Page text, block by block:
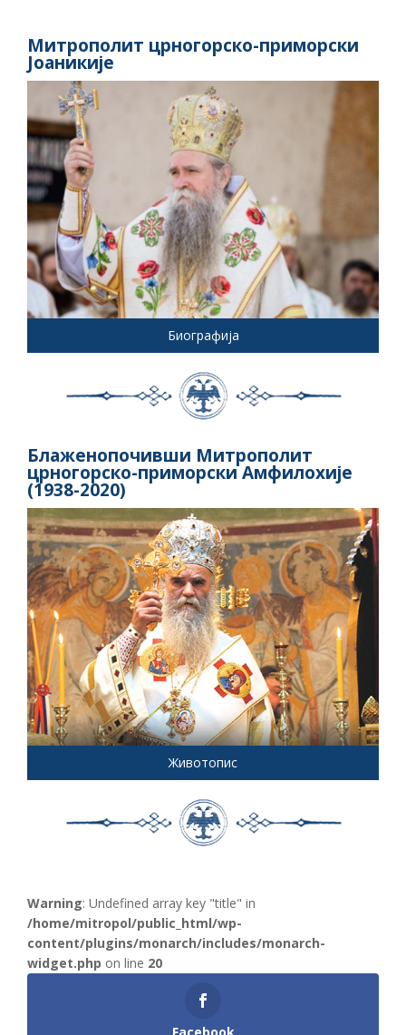
Митрополит црногорско-приморски
Јоаникије
Биографија
Блаженопочивши Митрополит
црногорско-приморски Амфилохије
(1938-2020)
Животопис
Warning: Undefined array key "title" in
/home/mitropol/public_html/wp-
content/plugins/monarch/includes/monarch-
widget.php on line 20